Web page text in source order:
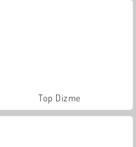
Top Dizme